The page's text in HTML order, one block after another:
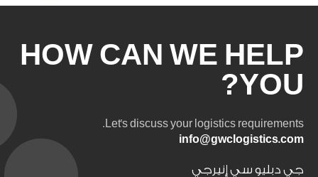
HOW CAN WE HELP
YOU?
Let's discuss your logistics requirements.
info@gwclogistics.com
جي دبليو سي إنيرجي